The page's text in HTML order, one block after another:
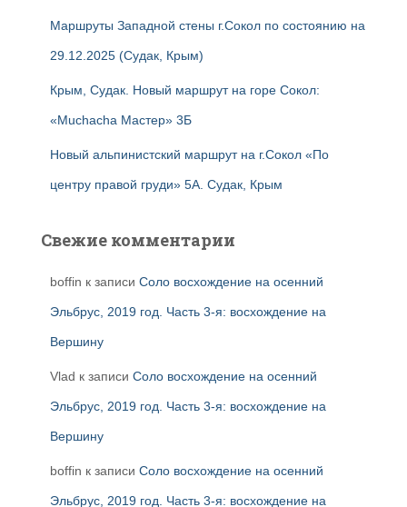
Маршруты Западной стены г.Сокол по состоянию на
29.12.2025 (Судак, Крым)
Крым, Судак. Новый маршрут на горе Сокол:
«Muchacha Мастер» 3Б
Новый альпинистский маршрут на г.Сокол «По
центру правой груди» 5А. Судак, Крым
Свежие комментарии
boffin к записи Соло восхождение на осенний
Эльбрус, 2019 год. Часть 3-я: восхождение на
Вершину
Vlad к записи Соло восхождение на осенний
Эльбрус, 2019 год. Часть 3-я: восхождение на
Вершину
boffin к записи Соло восхождение на осенний
Эльбрус, 2019 год. Часть 3-я: восхождение на